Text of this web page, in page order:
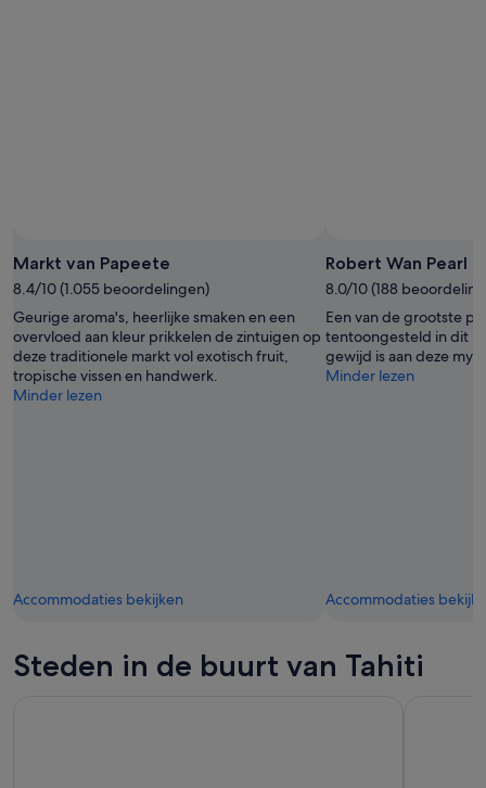
Markt van Papeete
8.4/10 (1.055 beoordelingen)
Geurige aroma's, heerlijke smaken en een
overvloed aan kleur prikkelen de zintuigen op
deze traditionele markt vol exotisch fruit,
tropische vissen en handwerk.
Minder lezen
Accommodaties bekijken
Robert Wan Pearl
8.0/10 (188
Een van de grootste
tentoongesteld in dit
gewijd is aan deze
Minder lezen
Accommodaties
Steden in de buurt van Tahiti